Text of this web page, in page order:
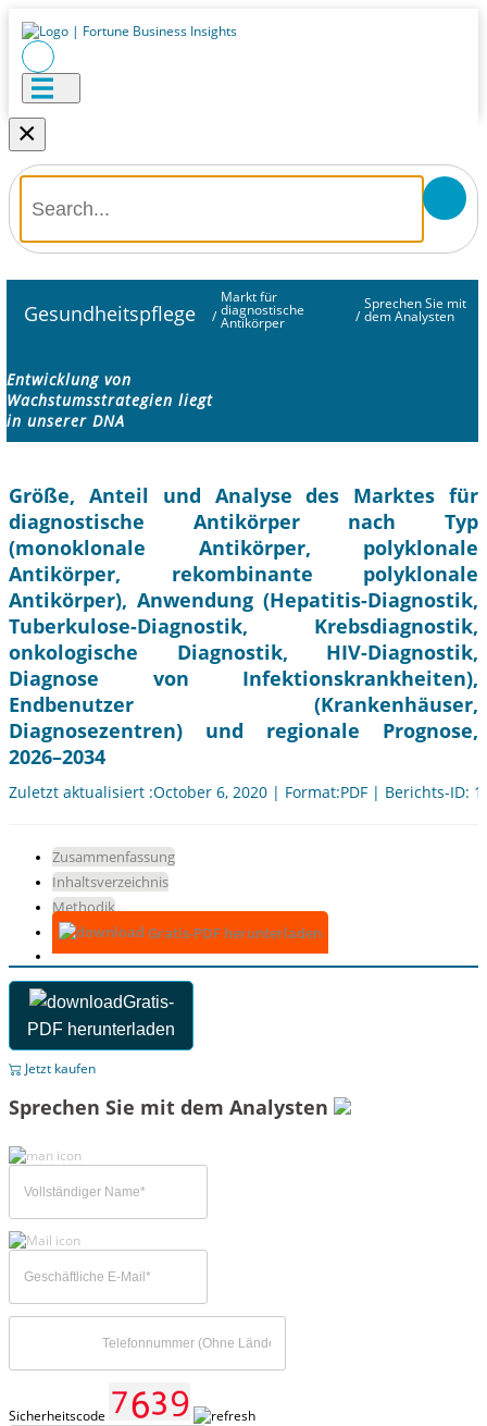
×
Gesundheitspflege /
Markt für
diagnostische
Antikörper /
Sprechen Sie mit
dem Analysten
Entwicklung von
Wachstumsstrategien liegt
in unserer DNA
Größe, Anteil und Analyse des Marktes für
diagnostische Antikörper nach Typ
(monoklonale Antikörper, polyklonale
Antikörper, rekombinante polyklonale
Antikörper), Anwendung (Hepatitis-Diagnostik,
Tuberkulose-Diagnostik, Krebsdiagnostik,
onkologische Diagnostik, HIV-Diagnostik,
Diagnose von Infektionskrankheiten),
Endbenutzer (Krankenhäuser,
Diagnosezentren) und regionale Prognose,
2026–2034
Zuletzt aktualisiert :October 6, 2020 | Format:PDF | Berichts-ID:
Zusammenfassung
Inhaltsverzeichnis
Methodik
Gratis-PDF herunterladen
Gratis-
PDF herunterladen
Jetzt kaufen
Sprechen Sie mit dem Analysten
Sicherheitscode